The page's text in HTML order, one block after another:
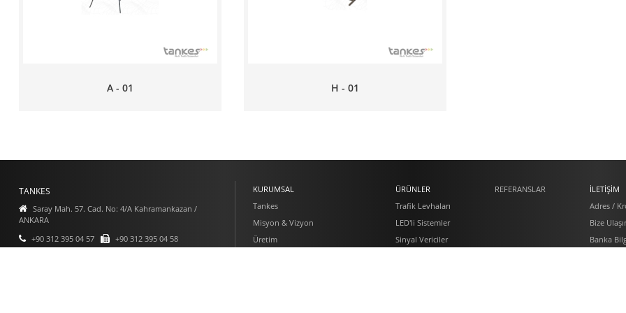
A - 01 H - 01
TANKES
Saray Mah. 57. Cad. No: 4/A Kahramankazan /
ANKARA
+90 312 395 04 57
+90 312 395 04 58
KURUMSAL
Tankes
Misyon & Vizyon
Üretim
ÜRÜNLER
Trafik Levhaları
LED'li Sistemler
Sinyal Vericiler
REFERANSLAR
İLETİŞİM
Adres /
Bize
Banka